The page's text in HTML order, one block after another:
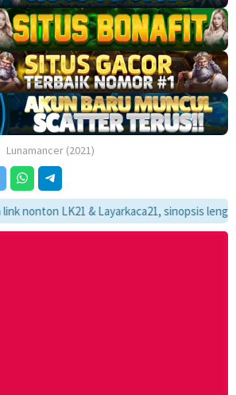
Lunamancer (2021)
LK21 & Layarkaca21, sinopsis